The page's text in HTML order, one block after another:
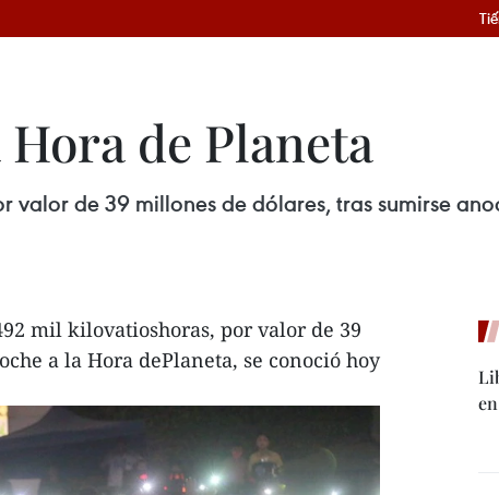
de Planeta
de 39 millones de dólares, tras sumirse
mil kilovatioshoras, por valor de 39
a la Hora dePlaneta, se conoció hoy